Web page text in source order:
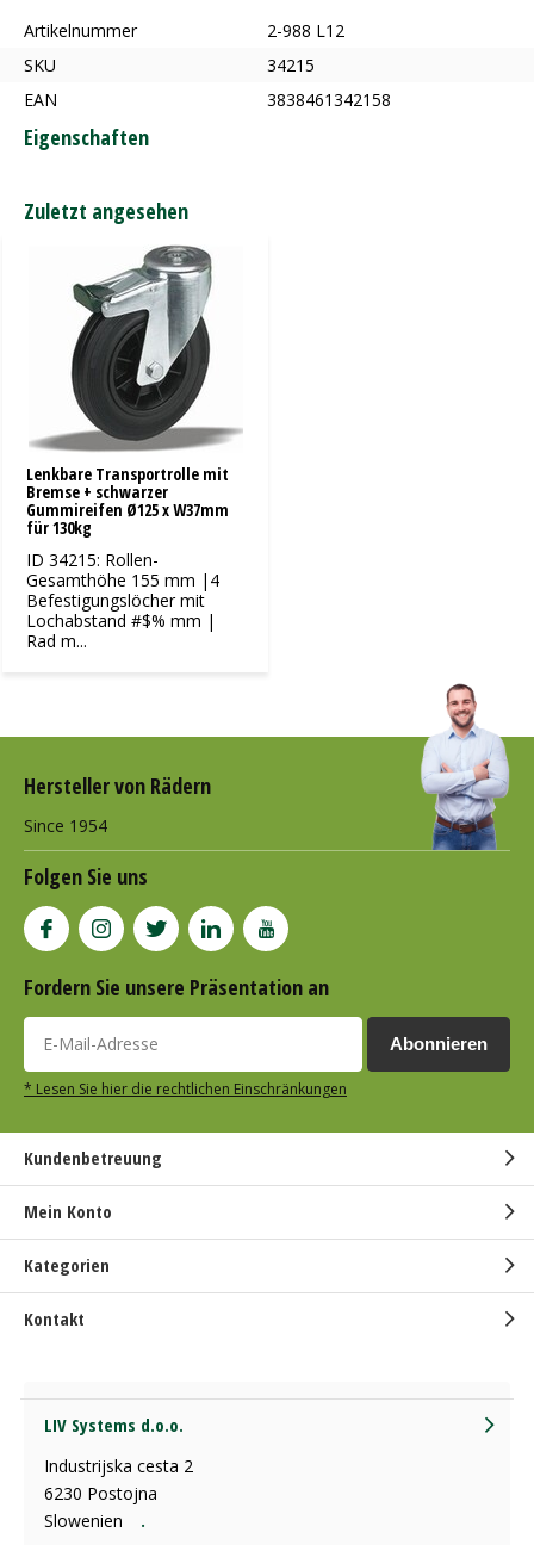
Artikelnummer
2-988 L12
SKU
34215
EAN
3838461342158
Eigenschaften
Zuletzt angesehen
Lenkbare Transportrolle mit
Bremse + schwarzer
Gummireifen Ø125 x W37mm
für 130kg
ID 34215: Rollen-
Gesamthöhe 155 mm |4
Befestigungslöcher mit
Lochabstand #$% mm |
Rad m...
Hersteller von Rädern
Since 1954
Folgen Sie uns
Fordern Sie unsere Präsentation an
Abonnieren
* Lesen Sie hier die rechtlichen Einschränkungen
Kundenbetreuung
Mein Konto
Kategorien
Kontakt
LIV Systems d.o.o.
Industrijska cesta 2
6230 Postojna
Slowenien
.